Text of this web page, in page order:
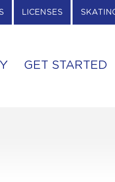
LICENSES
GET STARTED